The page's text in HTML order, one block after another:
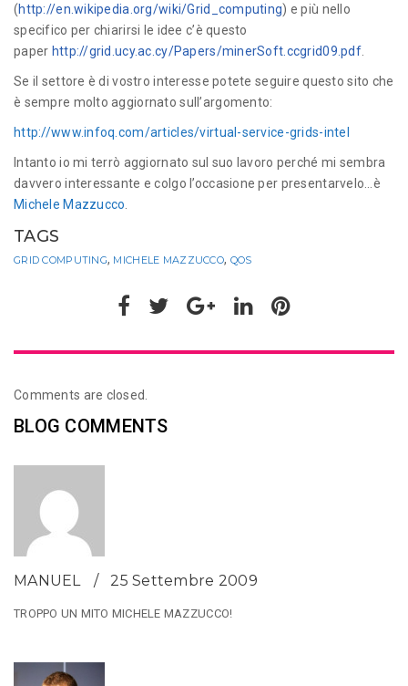
(http://en.wikipedia.org/wiki/Grid_computing) e più nello
specifico per chiarirsi le idee c’è questo
paper http://grid.ucy.ac.cy/Papers/minerSoft.ccgrid09.pdf.
Se il settore è di vostro interesse potete seguire questo sito che
è sempre molto aggiornato sull’argomento:
http://www.infoq.com/articles/virtual-service-grids-intel
Intanto io mi terrò aggiornato sul suo lavoro perché mi sembra
davvero interessante e colgo l’occasione per presentarvelo…è
Michele Mazzucco
TAGS
GRID COMPUTING, MICHELE MAZZUCCO, QOS
Comments are closed.
BLOG COMMENTS
MANUEL 25 Settembre 2009
TROPPO UN MITO MICHELE MAZZUCCO!